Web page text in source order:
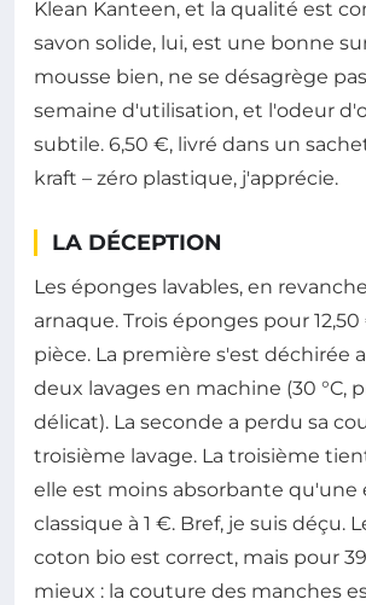
Klean Kanteen, et la qualité est
savon solide, lui, est une bonne
mousse bien, ne se désagrège
semaine d'utilisation, et l'odeur
subtile. 6,50 €, livré dans un
kraft – zéro plastique, j'apprécie.
LA DÉCEPTION
Les éponges lavables, en
arnaque. Trois éponges pour 12,50
pièce. La première s'est déchirée
deux lavages en machine (30 °C,
délicat). La seconde a perdu sa
troisième lavage. La troisième
elle est moins absorbante qu'une
classique à 1 €. Bref, je suis déçu.
coton bio est correct, mais pour
mieux : la couture des manches